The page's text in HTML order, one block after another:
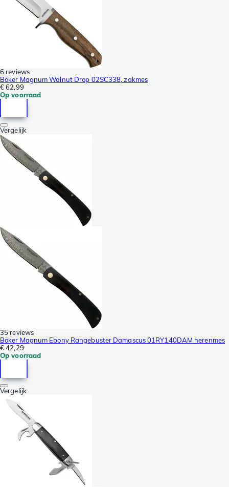
6 reviews
Böker Magnum Walnut Drop 02SC338, zakmes
€ 62,99
Op voorraad
Vergelijk
35 reviews
Böker Magnum Ebony Rangebuster Damascus 01RY140DAM herenmes
€ 42,29
Op voorraad
Vergelijk